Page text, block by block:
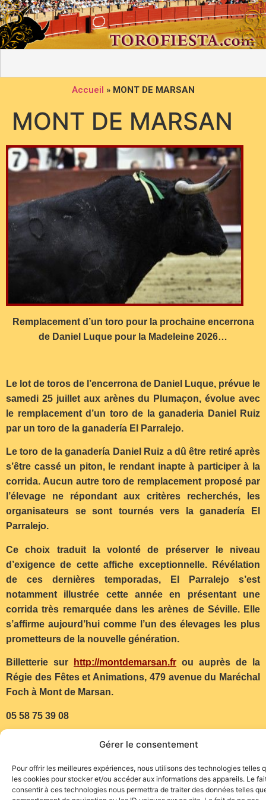
Gérer le consentement
Pour offrir les meilleures expériences, nous utilisons des technologies telles
les cookies pour stocker et/ou accéder aux informations des appareils. Le
consentir à ces technologies nous permettra de traiter des données telles
Accueil » MONT DE MARSAN
MONT DE MARSAN
Remplacement d’un toro pour la prochaine encerrona
de Daniel Luque pour la Madeleine 2026…
Le lot de toros de l’encerrona de Daniel Luque, prévue le
samedi 25 juillet aux arènes du Plumaçon, évolue avec
le remplacement d’un toro de la ganaderia Daniel Ruiz
par un toro de la ganadería El Parralejo.
Le toro de la ganadería Daniel Ruiz a dû être retiré après
s’être cassé un piton, le rendant inapte à participer à la
corrida. Aucun autre toro de remplacement proposé par
l’élevage ne répondant aux critères recherchés, les
organisateurs se sont tournés vers la ganadería El
Parralejo.
Ce choix traduit la volonté de préserver le niveau
d’exigence de cette affiche exceptionnelle. Révélation
de ces dernières temporadas, El Parralejo s’est
notamment illustrée cette année en présentant une
corrida très remarquée dans les arènes de Séville. Elle
s’affirme aujourd’hui comme l’un des élevages les plus
prometteurs de la nouvelle génération.
Billetterie sur http://montdemarsan.fr ou auprès de la
Régie des Fêtes et Animations, 479 avenue du Maréchal
Foch à Mont de Marsan.
05 58 75 39 08
regiedesfetes@montdemarsan.fr
(Communiqué – Photo Plaza1)